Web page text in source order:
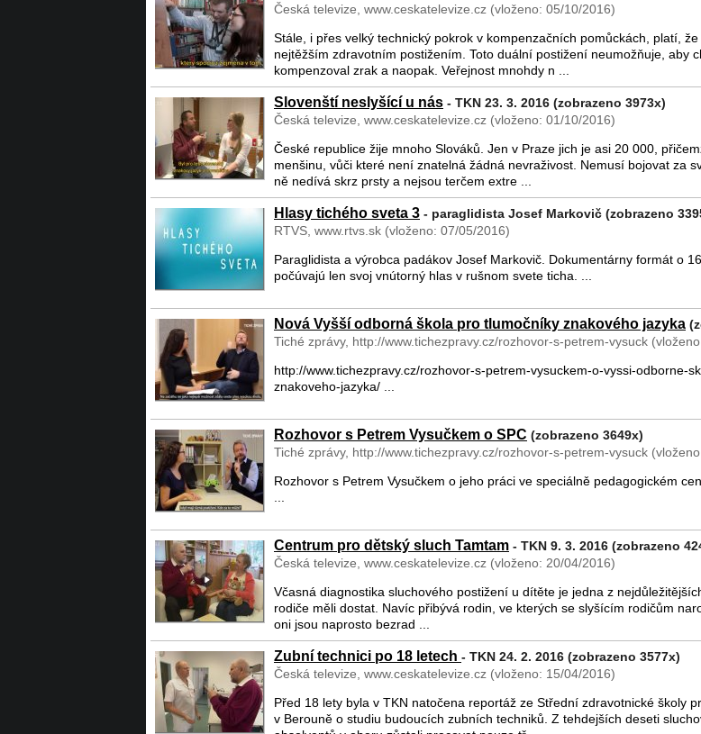
Česká televize, www.ceskatelevize.cz (vloženo: 05/10/2016)
Stále, i přes velký technický pokrok v kompenzačních pomůckách, platí,
nejtěžším zdravotním postižením. Toto duální postižení neumožňuje, aby
kompenzoval zrak a naopak. Veřejnost mnohdy n ...
Slovenští neslyšící u nás - TKN 23. 3. 2016 (zobrazeno 3973x)
Česká televize, www.ceskatelevize.cz (vloženo: 01/10/2016)
České republice žije mnoho Slováků. Jen v Praze jich je asi 20 000,
menšinu, vůči které není znatelná žádná nevraživost. Nemusí bojovat za
ně nedívá skrz prsty a nejsou terčem extre ...
Hlasy tichého sveta 3 - paraglidista Josef Markovič (zobrazeno
RTVS, www.rtvs.sk (vloženo: 07/05/2016)
Paraglidista a výrobca padákov Josef Markovič. Dokumentárny formát o
počúvajú len svoj vnútorný hlas v rušnom svete ticha. ...
Nová Vyšší odborná škola pro tlumočníky znakového jazyka
Tiché zprávy, http://www.tichezpravy.cz/rozhovor-s-petrem-vysuck
http://www.tichezpravy.cz/rozhovor-s-petrem-vysuckem-o-vyssi-odborne-
znakoveho-jazyka/ ...
Rozhovor s Petrem Vysučkem o SPC (zobrazeno 3649x)
Tiché zprávy, http://www.tichezpravy.cz/rozhovor-s-petrem-vysuck
Rozhovor s Petrem Vysučkem o jeho práci ve speciálně pedagogickém
Centrum pro dětský sluch Tamtam - TKN 9. 3. 2016 (zobrazeno
Česká televize, www.ceskatelevize.cz (vloženo: 20/04/2016)
Včasná diagnostika sluchového postižení u dítěte je jedna z
rodiče měli dostat. Navíc přibývá rodin, ve kterých se slyšícím rodičům
oni jsou naprosto bezrad ...
Zubní technici po 18 letech - TKN 24. 2. 2016 (zobrazeno 3577x)
Česká televize, www.ceskatelevize.cz (vloženo: 15/04/2016)
Před 18 lety byla v TKN natočena reportáž ze Střední zdravotnické školy
v Berouně o studiu budoucích zubních techniků. Z tehdejších deseti